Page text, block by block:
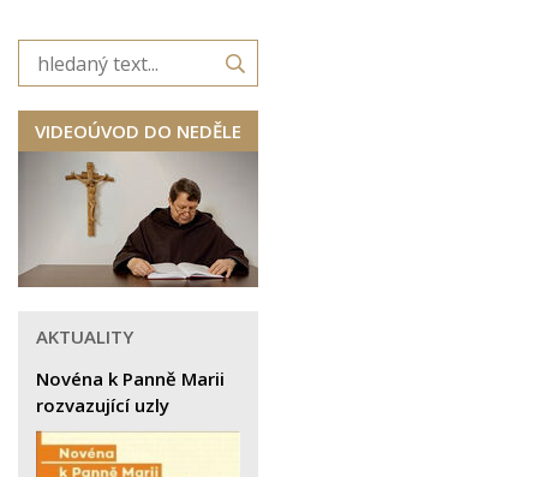
VIDEOÚVOD DO NEDĚLE
AKTUALITY
Novéna k Panně Marii
rozvazující uzly